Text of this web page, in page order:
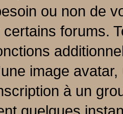
ou non de
forums.
image
à un